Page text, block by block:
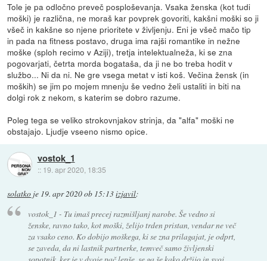
Tole je pa odločno preveč posploševanja. Vsaka ženska (kot tudi
moški) je različna, ne moraš kar povprek govoriti, kakšni moški so ji
všeč in kakšne so njene prioritete v življenju. Eni je všeč mačo tip
in pada na fitness postavo, druga ima rajši romantike in nežne
moške (sploh recimo v Aziji), tretja intelektualneža, ki se zna
pogovarjati, četrta morda bogataša, da ji ne bo treba hodit v
službo... Ni da ni. Ne gre vsega metat v isti koš. Večina žensk (in
moških) se jim po mojem mnenju še vedno želi ustaliti in biti na
dolgi rok z nekom, s katerim se dobro razume.
Poleg tega se veliko strokovnjakov strinja, da "alfa" moški ne
obstajajo. Ljudje vseeno nismo opice.
vostok_1
:: 19. apr 2020, 18:35
solatko je 19. apr 2020 ob 15:13izjavil:
vostok_1 - Tu imaš precej razmišljanj narobe. Še vedno si
ženske, ravno tako, kot moški, želijo trden pristan, vendar ne več
za vsako ceno. Ko dobijo moškega, ki se zna prilagajat, je odprt,
se zaveda, da ni lastnik partnerke, temveč samo življenski
sopotnik, ker je v dvoje pač lepše, se ga še kako držijo in svoj